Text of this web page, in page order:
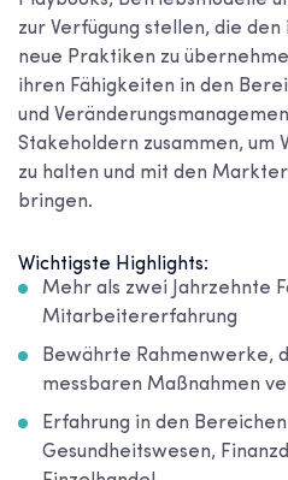
zur Verfügung stellen, die
neue Praktiken zu
ihren Fähigkeiten in den
und
Stakeholdern zusammen, um
zu halten und mit den
bringen.
Wichtigste Highlights:
Mehr als zwei Jahrzehnte
Mitarbeitererfahrung
Bewährte Rahmenwerke,
messbaren Maßnahmen
Erfahrung in den
Gesundheitswesen,